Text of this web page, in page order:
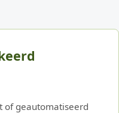
of geautomatiseerd